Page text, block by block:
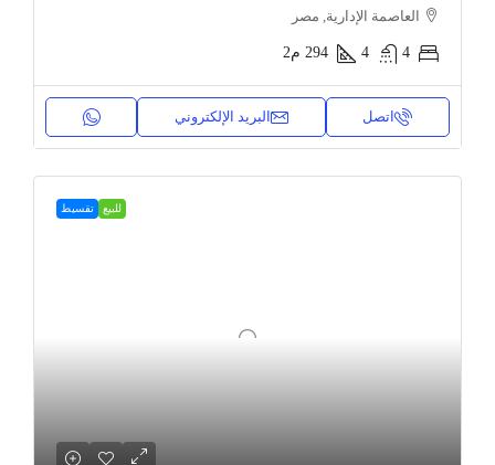
العاصمة الإدارية, مصر
4
4
294 م2
اتصل البريد الإلكتروني
للبيع تقسيط